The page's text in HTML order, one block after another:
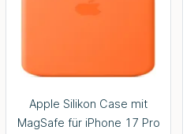
Apple Silikon Case mit
MagSafe für iPhone 17 Pro